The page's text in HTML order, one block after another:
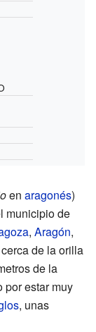
en aragonés)
municipio de
, Aragón,
de la orilla
de la
por estar muy
, unas